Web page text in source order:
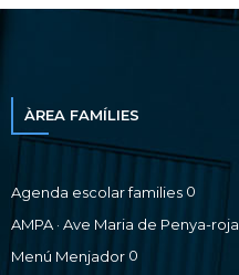
ÀREA FAMÍLIES
Agenda escolar families 0
AMPA · Ave Maria de Penya-roja
Menú Menjador 0